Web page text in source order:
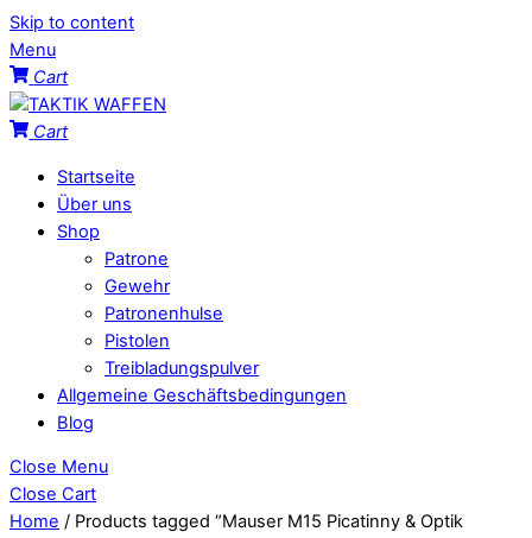
Skip to content
Menu
Cart
Cart
Startseite
Über uns
Shop
Patrone
Gewehr
Patronenhulse
Pistolen
Treibladungspulver
Allgemeine Geschäftsbedingungen
Blog
Close Menu
Close Cart
Home / Products tagged “Mauser M15 Picatinny & Optik